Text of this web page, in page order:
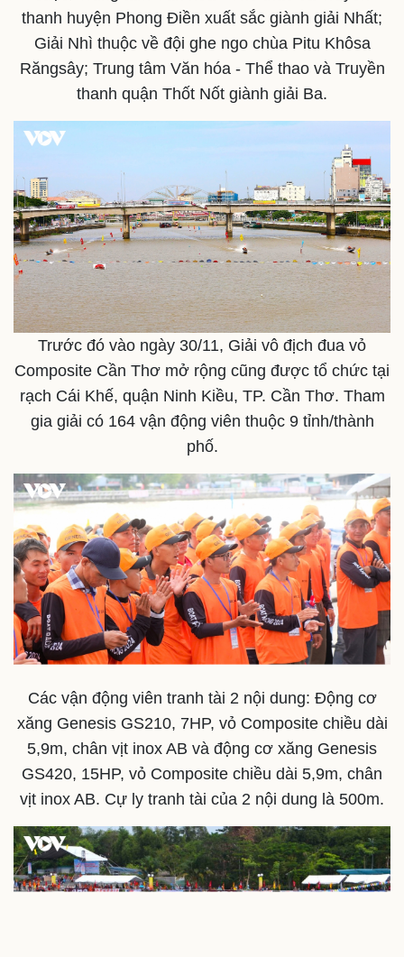
Doanh nghiệp
Thông tin doanh nghiệp
Doanh nghiệp 24h
Doanh nhân
Vì cộng đồng
Công nghệ
Sành điệu
Tin Công nghệ
Trải nghiệm
Chuyển đổi số
thanh huyện Phong Điền xuất sắc giành giải Nhất;
Giải Nhì thuộc về đội ghe ngo chùa Pitu Khôsa
Răngsây; Trung tâm Văn hóa - Thể thao và Truyền
thanh quận Thốt Nốt giành giải Ba.
Trước đó vào ngày 30/11, Giải vô địch đua vỏ
Composite Cần Thơ mở rộng cũng được tổ chức tại
rạch Cái Khế, quận Ninh Kiều, TP. Cần Thơ. Tham
gia giải có 164 vận động viên thuộc 9 tỉnh/thành
phố.
Các vận động viên tranh tài 2 nội dung: Động cơ
xăng Genesis GS210, 7HP, vỏ Composite chiều dài
5,9m, chân vịt inox AB và động cơ xăng Genesis
GS420, 15HP, vỏ Composite chiều dài 5,9m, chân
vịt inox AB. Cự ly tranh tài của 2 nội dung là 500m.